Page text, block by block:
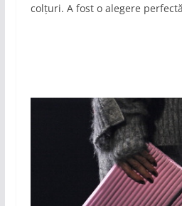
colțuri. A fost o alegere